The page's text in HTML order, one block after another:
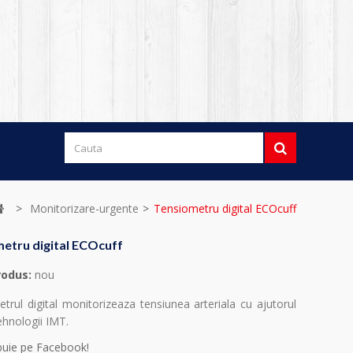
> Monitorizare-urgente > Tensiometru digital ECOcuff
digital ECOcuff
nou
digital monitorizeaza tensiunea arteriala cu ajutorul
IMT.
pe Facebook!